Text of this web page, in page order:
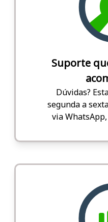
Suporte
Dúvidas?
segunda a
via